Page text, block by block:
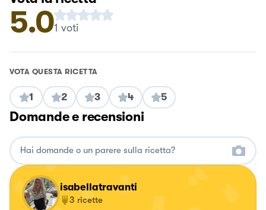
5.01 voti
VOTA QUESTA RICETTA
1 2 3 4 5
Domande e recensioni
isabellatravanti
3 ricette